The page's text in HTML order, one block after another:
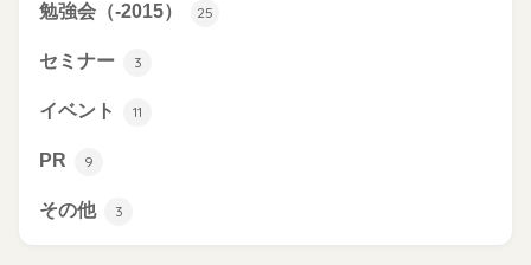
勉強会（-2015） 25
セミナー 3
イベント 11
PR 9
その他 3